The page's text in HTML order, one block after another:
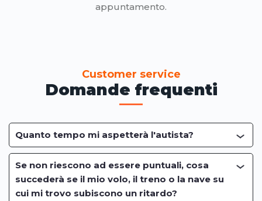
appuntamento.
Customer service
Domande frequenti
Quanto tempo mi aspetterà l'autista?
Se non riescono ad essere puntuali, cosa
succederà se il mio volo, il treno o la nave su
cui mi trovo subiscono un ritardo?